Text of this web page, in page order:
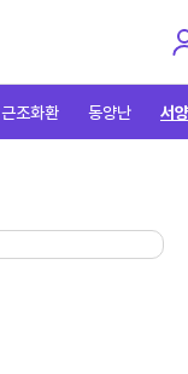
근조화환 동양난 서